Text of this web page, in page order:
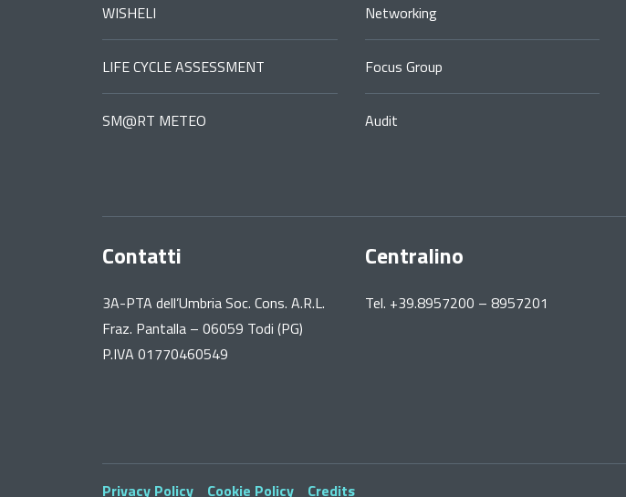
WISHELI
LIFE CYCLE ASSESSMENT
SM@RT METEO
Networking
Focus Group
Audit
Contatti
3A-PTA dell’Umbria Soc. Cons. A.R.L.
Fraz. Pantalla – 06059 Todi (PG)
P.IVA 01770460549
Centralino
Tel. +39.8957200 – 8957201
Privacy Policy Cookie Policy Credits